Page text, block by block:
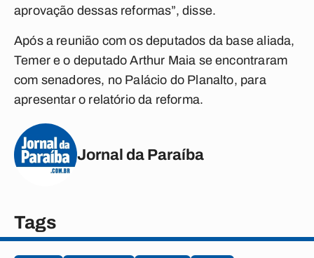
aprovação dessas reformas”, disse.
Após a reunião com os deputados da base aliada,
Temer e o deputado Arthur Maia se encontraram
com senadores, no Palácio do Planalto, para
apresentar o relatório da reforma.
Jornal da Paraíba
Tags